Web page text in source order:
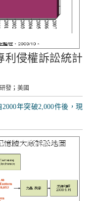
利侵權訴訟統計
發 ； 美國
年突破2,000件後，現